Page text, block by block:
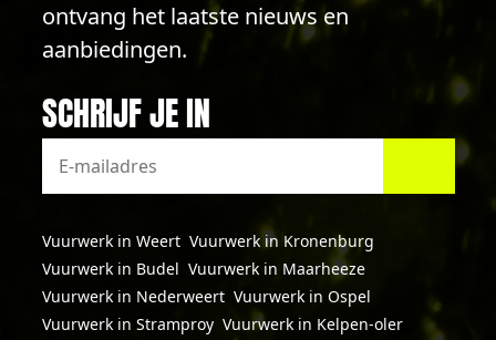
ontvang het laatste nieuws en
aanbiedingen.
SCHRIJF JE IN
Vuurwerk in Weert Vuurwerk in Kronenburg
Vuurwerk in Budel Vuurwerk in Maarheeze
Vuurwerk in Nederweert Vuurwerk in Ospel
Vuurwerk in Stramproy Vuurwerk in Kelpen-oler